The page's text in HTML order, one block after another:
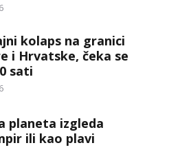
kolaps na granici
i Hrvatske, čeka se
sati
planeta izgleda
ili kao plavi